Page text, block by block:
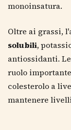
monoinsatura.
Oltre ai grassi,
solubili,
antiossidanti.
ruolo
colesterolo a
mantenere